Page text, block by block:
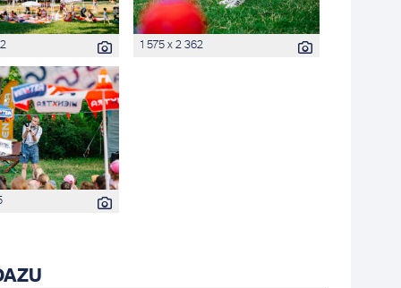
1 575 x 2 362